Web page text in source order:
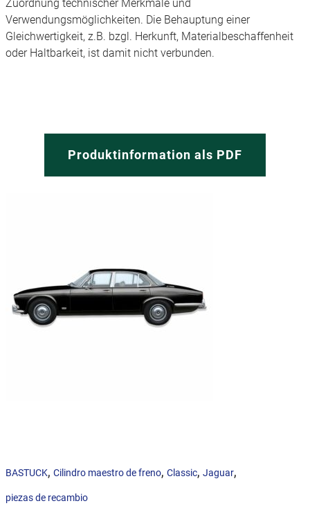
Zuordnung technischer Merkmale und
Verwendungsmöglichkeiten. Die Behauptung einer
Gleichwertigkeit, z.B. bzgl. Herkunft, Materialbeschaffenheit
oder Haltbarkeit, ist damit nicht verbunden.
Produktinformation als PDF
BASTUCK, Cilindro maestro de freno, Classic, Jaguar,
piezas de recambio